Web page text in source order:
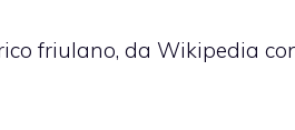
friulano, da Wikipedia